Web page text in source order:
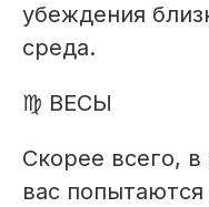
убеждения
среда.
♍ ВЕСЫ
Скорее всего,
вас